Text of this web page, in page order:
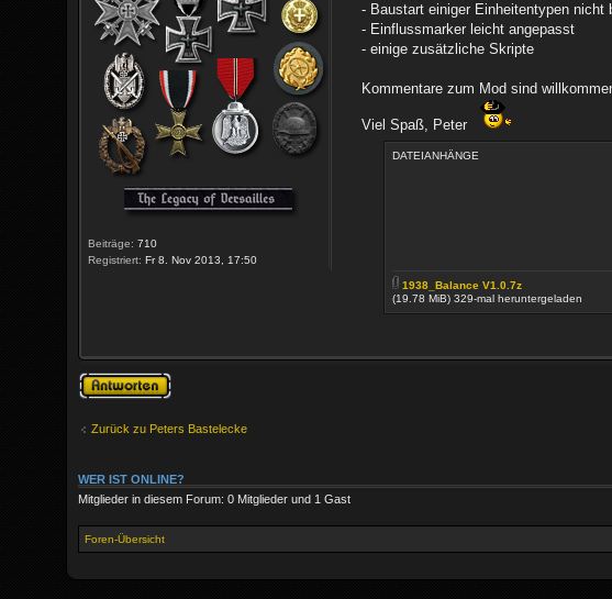
Beiträge: 710
Registriert: Fr 8. Nov 2013, 17:50
- Baustart einiger Einheitentypen nicht
- Einflussmarker leicht angepasst
- einige zusätzliche Skripte
Kommentare zum Mod sind
Viel Spaß, Peter
DATEIANHÄNGE
1938_Balance V1.0.7z
(19.78 MiB) 329-mal heruntergeladen
Antwort erstellen
Zurück zu Peters Bastelecke
WER IST ONLINE?
Mitglieder in diesem Forum: 0 Mitglieder und 1 Gast
Foren-Übersicht